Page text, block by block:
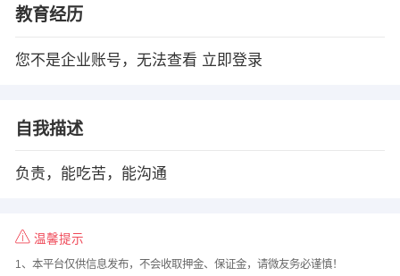
教育经历
您不是企业账号，无法查看 立即登录
自我描述
负责，能吃苦，能沟通
温馨提示
1、本平台仅供信息发布，不会收取押金、保证金，请微友务必谨慎！